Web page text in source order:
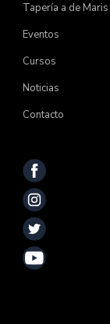
Tapería a de Maris
Eventos
Cursos
Noticias
Contacto